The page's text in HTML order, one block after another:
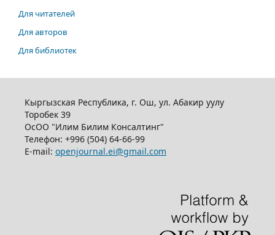
Для читателей
Для авторов
Для библиотек
Кыргызская Республика, г. Ош, ул. Абакир уулу
Торобек 39
ОсОО "Илим Билим Консалтинг"
Телефон: +996 (504) 64-66-99
E-mail: openjournal.ei@gmail.com